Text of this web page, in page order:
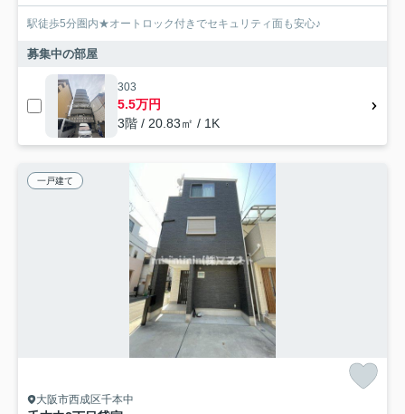
駅徒歩5分圏内★オートロック付きでセキュリティ面も安心♪
募集中の部屋
303
5.5万円
3階 / 20.83㎡ / 1K
一戸建て
大阪市西成区千本中